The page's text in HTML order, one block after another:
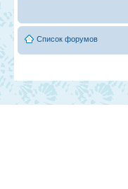
Список форумов